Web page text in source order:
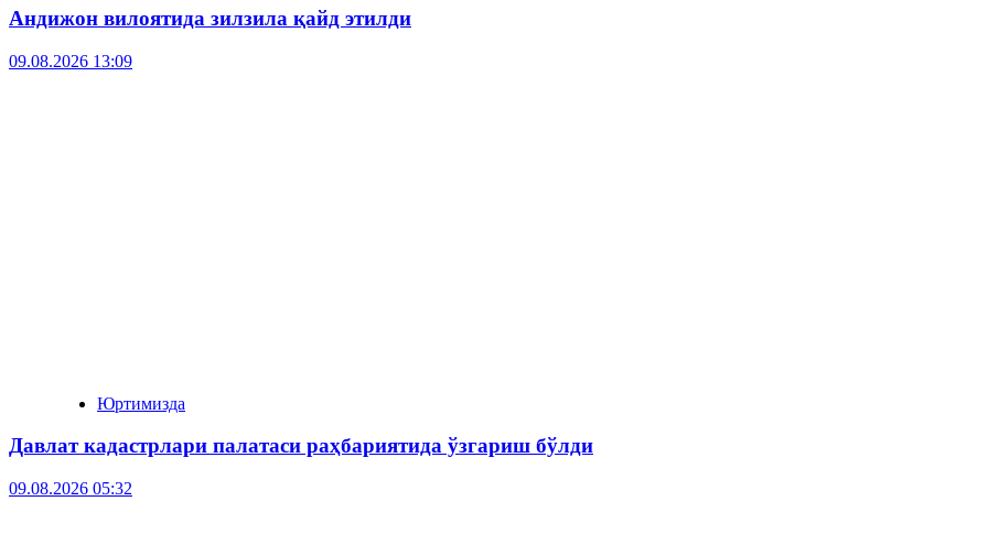
Андижон вилоятида зилзила қайд этилди
09.08.2026 13:09
Юртимизда
Давлат кадастрлари палатаси раҳбариятида ўзгариш бўлди
09.08.2026 05:32